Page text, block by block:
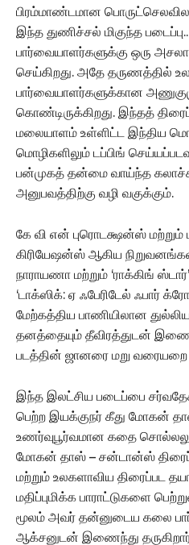
பிரம்மாண்டமான
இந்த துணிச்சல் மிகுந்த
பார்வையாளர்களுக்கு ஒரு
செய்கிறது. அதே தருணத்தில்
பார்வையாளர்களுக்கான
கொண்டிருக்கிறது. இந்தத்
மலையாளம் உள்ளிட்ட இந்திய
மொழிகளிலும் டப்பிங்
பன்முகத் தன்மை வாய்ந்த
அனுபவத்திற்கு வழி வகுக்கும்.
கே வி என் புரொடக்ஷன்ஸ்
கிரியேஷன்ஸ் ஆகிய
நாராயணா மற்றும் ‘ராக்கிங்
‘டாக்ஸிக்: ஏ ஃபேரிடேல் ஃபார்
மேற்கத்திய பாணியிலான
தனத்தையும் தீவிரத்துடன்
படத்தின் ஜானரை மறு வரையறை
இந்த இலட்சிய படைப்பை
பெற்ற இயக்குநர் கீது மோகன்
உணர்வுபூர்வமான கதை
மோகன் தாஸ் – சன்டான்ஸ்
மற்றும் உலகளாவிய திரைப்பட
மதிப்புமிக்க பாராட்டுகளை
மூலம் அவர் தன்னுடைய கலை
ஆக்சனுடன் இணைந்து